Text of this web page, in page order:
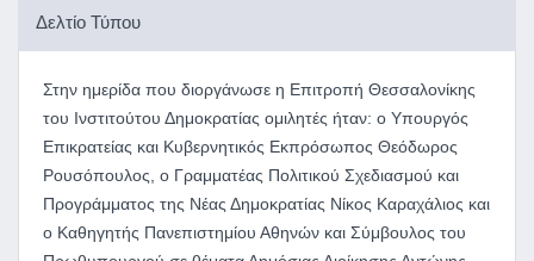
Δελτίο Τύπου
Στην ημερίδα που διοργάνωσε η Επιτροπή Θεσσαλονίκης
του Ινστιτούτου Δημοκρατίας ομιλητές ήταν: ο Υπουργός
Επικρατείας και Κυβερνητικός Εκπρόσωπος Θεόδωρος
Ρουσόπουλος, ο Γραμματέας Πολιτικού Σχεδιασμού και
Προγράμματος της Νέας Δημοκρατίας Νίκος Καραχάλιος και
ο Καθηγητής Πανεπιστημίου Αθηνών και Σύμβουλος του